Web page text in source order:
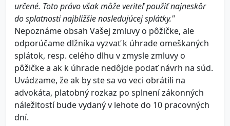
určené. Toto právo však môže veriteľ použiť najneskôr
do splatnosti najbližšie nasledujúcej splátky."
Nepoznáme obsah Vašej zmluvy o pôžičke, ale
odporúčame dlžníka vyzvať k úhrade omeškaných
splátok, resp. celého dlhu v zmysle zmluvy o
pôžičke a ak k úhrade nedôjde podať návrh na súd.
Uvádzame, že ak by ste sa vo veci obrátili na
advokáta, platobný rozkaz po splnení zákonných
náležitostí bude vydaný v lehote do 10 pracovných
dní.